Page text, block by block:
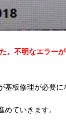
不明なエラーが
板修理が必要に
ていきます。